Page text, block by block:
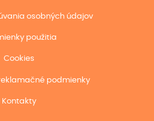
osobných údajov
použitia
Cookies
podmienky
Kontakty